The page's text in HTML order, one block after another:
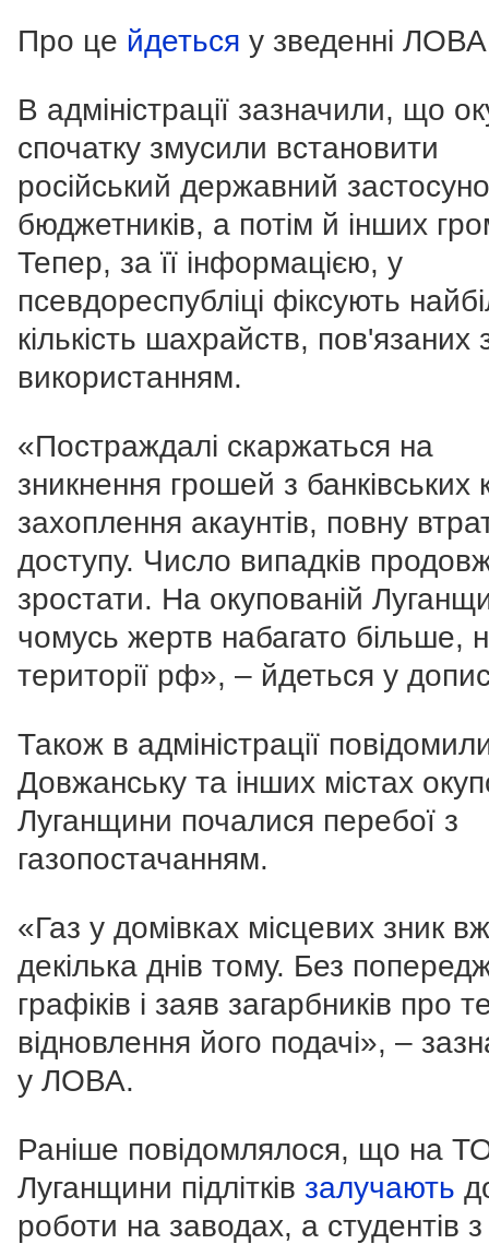
Про це йдеться у зведенні
В адміністрації зазначили, що
спочатку змусили встановити
російський державний
бюджетників, а потім й інших
Тепер, за її інформацією, у
псевдореспубліці фіксують
кількість шахрайств, пов'язаних
використанням.
«Постраждалі скаржаться на
зникнення грошей з банківських
захоплення акаунтів, повну
доступу. Число випадків
зростати. На окупованій
чомусь жертв набагато більше,
території рф», – йдеться у
Також в адміністрації
Довжанську та інших містах
Луганщини почалися перебої з
газопостачанням.
«Газ у домівках місцевих зник
декілька днів тому. Без
графіків і заяв загарбників про
відновлення його подачі», –
у ЛОВА.
Раніше повідомлялося, що на
Луганщини підлітків залучають
роботи на заводах, а студентів